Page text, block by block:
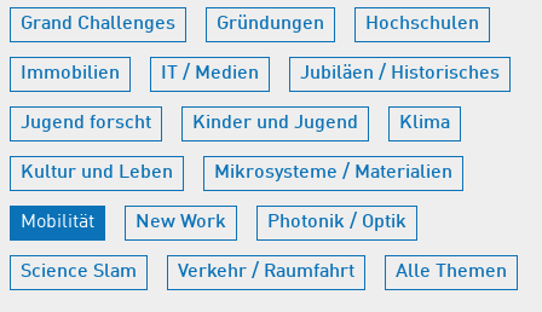
Grand Challenges Gründungen Hochschulen
Immobilien IT / Medien Jubiläen / Historisches
Jugend forscht Kinder und Jugend Klima
Kultur und Leben Mikrosysteme / Materialien
Mobilität New Work Photonik / Optik
Science Slam Verkehr / Raumfahrt Alle Themen